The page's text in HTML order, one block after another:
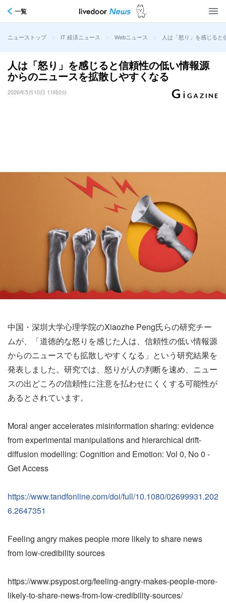
一覧
ニューストップ > IT 経済ニュース > Webニュース > 人は「怒り」を感じる
人は「怒り」を感じると信頼性の低い情報源
からのニュースを拡散しやすくなる
2026年5月10日 11時0分
中国・深圳大学心理学院のXiaozhe Peng氏らの研究チー
ムが、「道徳的な怒りを感じた人は、信頼性の低い情報源
からのニュースでも拡散しやすくなる」という研究結果を
発表しました。研究では、怒りが人の判断を速め、ニュー
スの出どころの信頼性に注意を払わせにくくする可能性が
あるとされています。
Moral anger accelerates misinformation sharing: evidence
from experimental manipulations and hierarchical drift-
diffusion modelling: Cognition and Emotion: Vol 0, No 0 -
Get Access
https://www.tandfonline.com/doi/full/10.1080/02699931.202
6.2647351
Feeling angry makes people more likely to share news
from low-credibility sources
https://www.psypost.org/feeling-angry-makes-people-more-
likely-to-share-news-from-low-credibility-sources/